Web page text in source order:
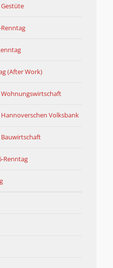
(After Work)
Wohnungswirtschaft
Volksbank
Bauwirtschaft
Renntag